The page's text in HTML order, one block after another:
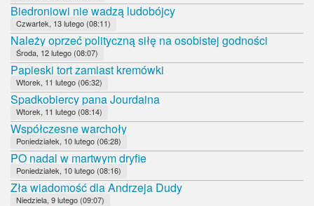
Biedroniowi nie wadzą ludobójcy
Czwartek, 13 lutego (08:11)
Należy oprzeć polityczną siłę na osobistej godności
Środa, 12 lutego (08:07)
Papieski tort zamiast kremówki
Wtorek, 11 lutego (06:32)
Spadkobiercy pana Jourdaina
Wtorek, 11 lutego (08:14)
Współczesne warchoły
Poniedziałek, 10 lutego (06:28)
PO nadal w martwym dryfie
Poniedziałek, 10 lutego (08:16)
Zła wiadomość dla Andrzeja Dudy
Niedziela, 9 lutego (09:07)